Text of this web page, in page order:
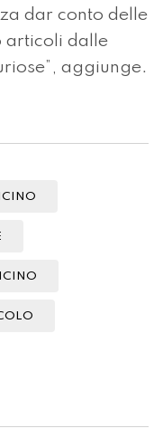
dar conto delle
articoli dalle
aggiunge.